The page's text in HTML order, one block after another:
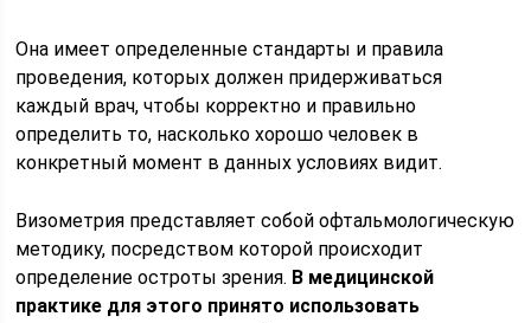
Она имеет определенные стандарты и правила
проведения, которых должен придерживаться
каждый врач, чтобы корректно и правильно
определить то, насколько хорошо человек в
конкретный момент в данных условиях видит.
Визометрия представляет собой офтальмологическую
методику, посредством которой происходит
определение остроты зрения. В медицинской
практике для этого принято использовать